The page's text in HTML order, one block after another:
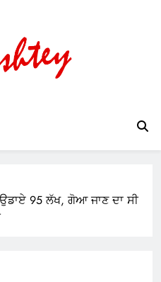
95 ਲੱਖ, ਗੋਆ ਜਾਣ ਦਾ ਸੀ